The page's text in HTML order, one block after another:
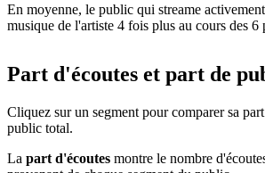
En moyenne, le public qui streame
musique de l'artiste 4 fois plus au cours des 6
Part d'écoutes et part de
Cliquez sur un segment pour comparer sa
public total.
La part d'écoutes montre le nombre